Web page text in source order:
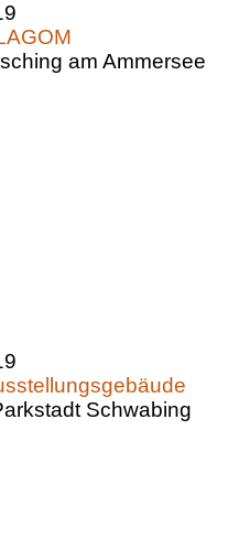
am Ammersee
Schwabing